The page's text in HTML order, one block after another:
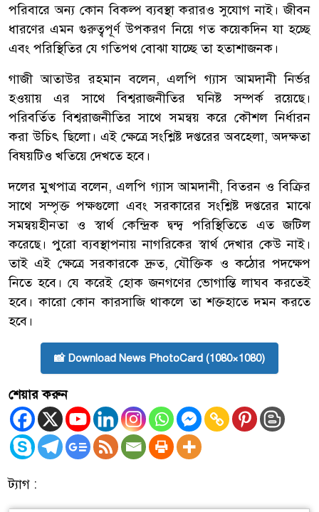
পরিবারে অন্য কোন বিকল্প ব্যবস্থা করারও সুযোগ নাই। জীবন
ধারণের এমন গুরুত্বপূর্ণ উপকরণ নিয়ে গত কয়েকদিন যা হচ্ছে
এবং পরিস্থিতির যে গতিপথ বোঝা যাচ্ছে তা হতাশাজনক।
গাজী আতাউর রহমান বলেন, এলপি গ্যাস আমদানী নির্ভর
হওয়ায় এর সাথে বিশ্বরাজনীতির ঘনিষ্ট সম্পর্ক রয়েছে।
পরিবর্তিত বিশ্বরাজনীতির সাথে সমন্বয় করে কৌশল নির্ধারন
করা উচিৎ ছিলো। এই ক্ষেত্রে সংশ্লিষ্ট দপ্তরের অবহেলা, অদক্ষতা
বিষয়টিও খতিয়ে দেখতে হবে।
দলের মুখপাত্র বলেন, এলপি গ্যাস আমদানী, বিতরন ও বিক্রির
সাথে সম্পৃক্ত পক্ষগুলো এবং সরকারের সংশ্লিষ্ট দপ্তরের মাঝে
সমন্বয়হীনতা ও স্বার্থ কেন্দ্রিক দ্বন্দ্ব পরিস্থিতিতে এত জটিল
করেছে। পুরো ব্যবস্থাপনায় নাগরিকের স্বার্থ দেখার কেউ নাই।
তাই এই ক্ষেত্রে সরকারকে দ্রুত, যৌক্তিক ও কঠোর পদক্ষেপ
নিতে হবে। যে করেই হোক জনগণের ভোগান্তি লাঘব করতেই
হবে। কারো কোন কারসাজি থাকলে তা শক্তহাতে দমন করতে
হবে।
📸 Download News PhotoCard (1080×1080)
শেয়ার করুন
ট্যাগ :